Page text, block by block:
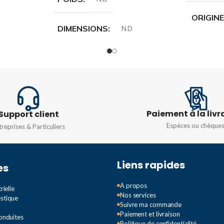
DIMENSIONS ND
MATIÈRE
COULEUR
ORIGINE
COULEUR
TENSION
client
& Particuliers
Paiement à la
Espèces ou chèques
Liens rapides
A propos
Nos services
Suivre ma commande
Paiement et livraison